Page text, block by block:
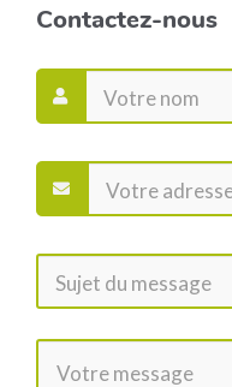
Contactez-nous